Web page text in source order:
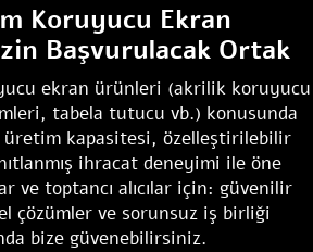
Koruyucu Ekran
Başvurulacak Ortak
ekran ürünleri (akrilik koruyucu
tabela tutucu vb.) konusunda
üretim kapasitesi, özelleştirilebilir
ihracat deneyimi ile öne
ve toptancı alıcılar için: güvenilir
çözümler ve sorunsuz iş birliği
bize güvenebilirsiniz.